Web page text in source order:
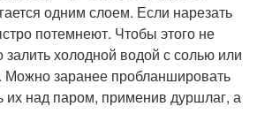
одним слоем. Если нарезать
потемнеют. Чтобы этого не
залить холодной водой с солью или
Можно заранее пробланшировать
их над паром, применив дуршлаг, а